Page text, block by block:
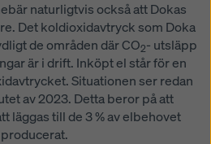
naturligtvis också att Dokas
Det koldioxidavtryck som Doka
de områden där CO2- utsläpp
är i drift. Inköpt el står för en
Situationen ser redan
av 2023. Detta beror på att
läggas till de 3 % av elbehovet